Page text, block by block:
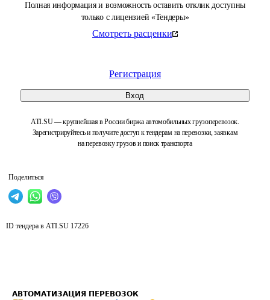
Полная информация и возможность оставить отклик доступны
только с лицензией «Тендеры»
Смотреть расценки
Регистрация
Вход
ATI.SU — крупнейшая в России биржа автомобильных грузоперевозок.
Зарегистрируйтесь и получите доступ к тендерам на перевозки, заявкам
на перевозку грузов и поиск транспорта
Поделиться
ID тендера в ATI.SU 17226
АВТОМАТИЗАЦИЯ ПЕРЕВОЗОК